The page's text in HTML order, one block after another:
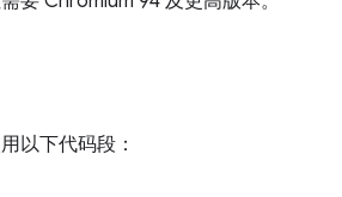
以下代码段：